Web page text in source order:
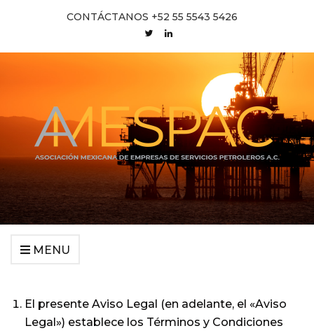
CONTÁCTANOS +52 55 5543 5426
MENU
El presente Aviso Legal (en adelante, el «Aviso
Legal») establece los Términos y Condiciones